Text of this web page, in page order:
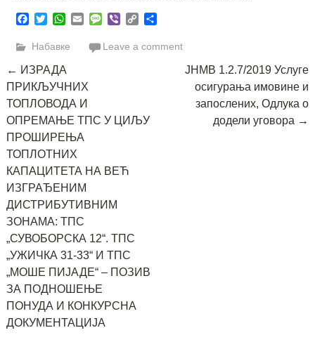
Facebook
TwitterWhatsApp
EmailMessage
ViberCopy
Набавке Leave a comment
Post
navigation
← ИЗРАДА
ПРИКЉУЧНИХ
ТОПЛОВОДА И
ОПРЕМАЊЕ ТПС У ЦИЉУ
ПРОШИРЕЊА
ТОПЛОТНИХ
КАПАЦИТЕТА НА ВЕЋ
ИЗГРАЂЕНИМ
ДИСТРИБУТИВНИМ
ЗОНАМА: ТПС
„СУВОБОРСКА 12“. ТПС
„УЖИЧКА 31-33“ И ТПС
„МОШЕ ПИЈАДЕ“ – ПОЗИВ
ЗА ПОДНОШЕЊЕ
ПОНУДА И КОНКУРСНА
ДОКУМЕНТАЦИЈА
ЈНМВ 1.2.7/2019 Услуге
осигурања имовине и
запослених, Одлука о
додели уговора →